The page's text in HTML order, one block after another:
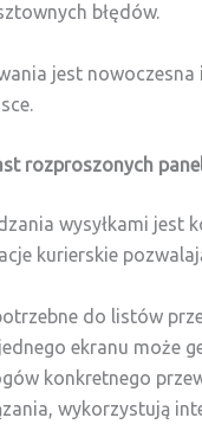
błędów.
jest
rozproszonych
wysyłkami jest
kurierskie
do listów
ekranu może
konkretnego
wykorzystują